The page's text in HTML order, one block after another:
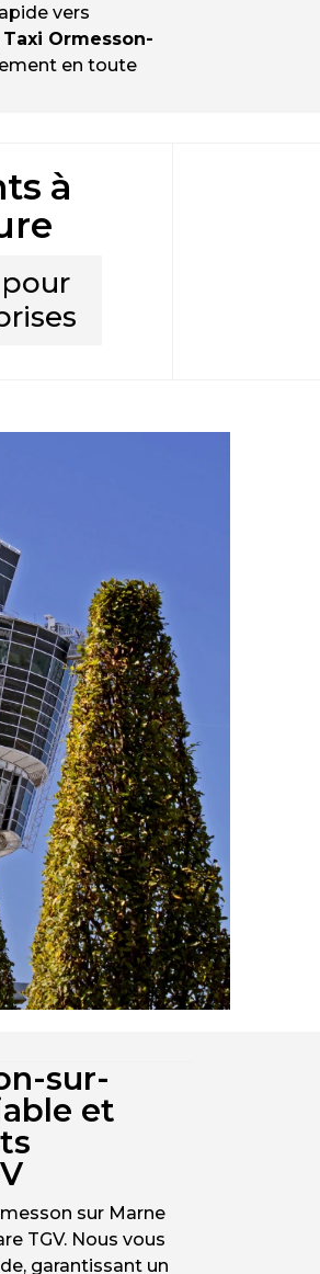
vers
Taxi Ormesson-
en toute
à
sur-
et
sur Marne
TGV. Nous vous
garantissant un